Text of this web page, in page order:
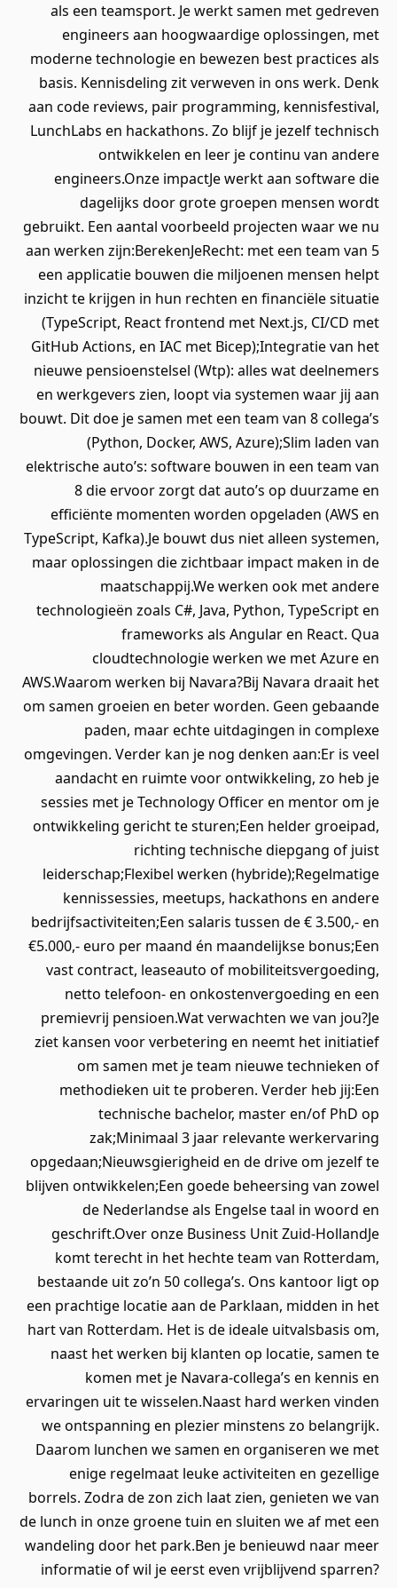
als een teamsport. Je werkt samen met gedreven
engineers aan hoogwaardige oplossingen, met
moderne technologie en bewezen best practices als
basis. Kennisdeling zit verweven in ons werk. Denk
aan code reviews, pair programming, kennisfestival,
LunchLabs en hackathons. Zo blijf je jezelf technisch
ontwikkelen en leer je continu van andere
engineers.Onze impactJe werkt aan software die
dagelijks door grote groepen mensen wordt
gebruikt. Een aantal voorbeeld projecten waar we nu
aan werken zijn:BerekenJeRecht: met een team van 5
een applicatie bouwen die miljoenen mensen helpt
inzicht te krijgen in hun rechten en financiële situatie
(TypeScript, React frontend met Next.js, CI/CD met
GitHub Actions, en IAC met Bicep);Integratie van het
nieuwe pensioenstelsel (Wtp): alles wat deelnemers
en werkgevers zien, loopt via systemen waar jij aan
bouwt. Dit doe je samen met een team van 8 collega’s
(Python, Docker, AWS, Azure);Slim laden van
elektrische auto’s: software bouwen in een team van
8 die ervoor zorgt dat auto’s op duurzame en
efficiënte momenten worden opgeladen (AWS en
TypeScript, Kafka).Je bouwt dus niet alleen systemen,
maar oplossingen die zichtbaar impact maken in de
maatschappij.We werken ook met andere
technologieën zoals C#, Java, Python, TypeScript en
frameworks als Angular en React. Qua
cloudtechnologie werken we met Azure en
AWS.Waarom werken bij Navara?Bij Navara draait het
om samen groeien en beter worden. Geen gebaande
paden, maar echte uitdagingen in complexe
omgevingen. Verder kan je nog denken aan:Er is veel
aandacht en ruimte voor ontwikkeling, zo heb je
sessies met je Technology Officer en mentor om je
ontwikkeling gericht te sturen;Een helder groeipad,
richting technische diepgang of juist
leiderschap;Flexibel werken (hybride);Regelmatige
kennissessies, meetups, hackathons en andere
bedrijfsactiviteiten;Een salaris tussen de € 3.500,- en
€5.000,- euro per maand én maandelijkse bonus;Een
vast contract, leaseauto of mobiliteitsvergoeding,
netto telefoon- en onkostenvergoeding en een
premievrij pensioen.Wat verwachten we van jou?Je
ziet kansen voor verbetering en neemt het initiatief
om samen met je team nieuwe technieken of
methodieken uit te proberen. Verder heb jij:Een
technische bachelor, master en/of PhD op
zak;Minimaal 3 jaar relevante werkervaring
opgedaan;Nieuwsgierigheid en de drive om jezelf te
blijven ontwikkelen;Een goede beheersing van zowel
de Nederlandse als Engelse taal in woord en
geschrift.Over onze Business Unit Zuid-HollandJe
komt terecht in het hechte team van Rotterdam,
bestaande uit zo’n 50 collega’s. Ons kantoor ligt op
een prachtige locatie aan de Parklaan, midden in het
hart van Rotterdam. Het is de ideale uitvalsbasis om,
naast het werken bij klanten op locatie, samen te
komen met je Navara-collega’s en kennis en
ervaringen uit te wisselen.Naast hard werken vinden
we ontspanning en plezier minstens zo belangrijk.
Daarom lunchen we samen en organiseren we met
enige regelmaat leuke activiteiten en gezellige
borrels. Zodra de zon zich laat zien, genieten we van
de lunch in onze groene tuin en sluiten we af met een
wandeling door het park.Ben je benieuwd naar meer
informatie of wil je eerst even vrijblijvend sparren?